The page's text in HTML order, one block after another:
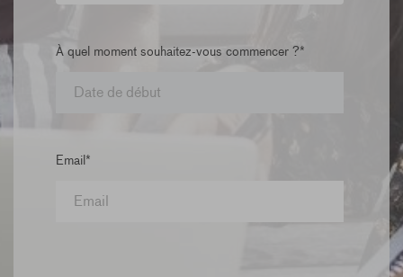
À quel moment souhaitez-vous commencer ?*
Email*